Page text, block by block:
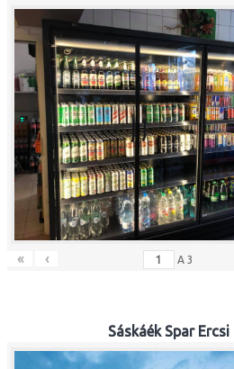
« ‹ A 3
Sáskáék Spar Ercsi